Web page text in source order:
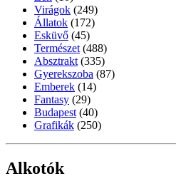
Virágok (249)
Állatok (172)
Esküvő (45)
Természet (488)
Absztrakt (335)
Gyerekszoba (87)
Emberek (14)
Fantasy (29)
Budapest (40)
Grafikák (250)
Alkotók